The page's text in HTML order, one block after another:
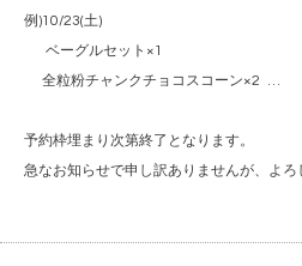
例)10/23(土)
ベーグルセット×1
全粒粉チャンクチョコスコーン×2 …
予約枠埋まり次第終了となります。
急なお知らせで申し訳ありませんが、よ